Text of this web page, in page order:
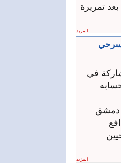
تمريرة
المزيد
في
دمشق
المزيد